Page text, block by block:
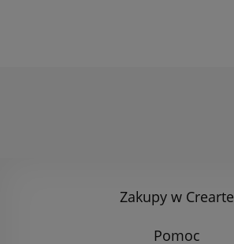
Zakupy w Crearte
Pomoc